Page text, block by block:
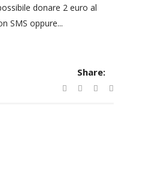
donare 2 euro al
SMS oppure...
Share: